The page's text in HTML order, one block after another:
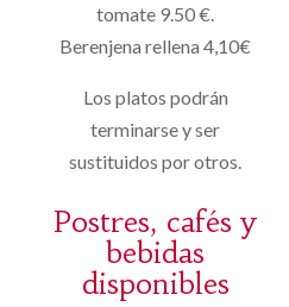
tomate 9.50 €.
Berenjena rellena 4,10€
Los platos podrán
terminarse y ser
sustituidos por otros.
Postres, cafés y
bebidas
disponibles